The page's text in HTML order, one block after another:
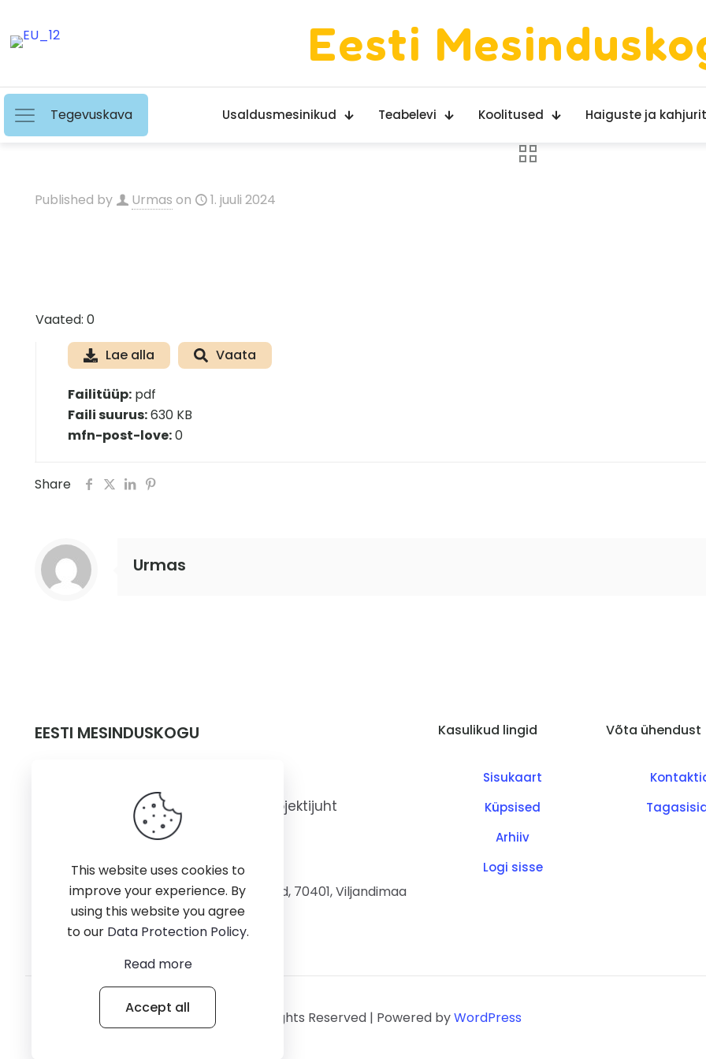
Eesti
Tegevuskava Usaldusmesinikud Teabelevi Koolitused Haiguste ja
Published by Urmas on 1. juuli 2024
Vaated: 0
Lae alla
Vaata
Failitüüp:pdf
Faili suurus:630 KB
mfn-post-love:0
Share
Urmas
EESTI MESINDUSKOGU
+372 5341 4067
mesindussekkumise projektijuht
Müüri 4-216, Olustvere, Põhja-Sakala vald, 70401, Viljandimaa
Kasulikud lingid
Sisukaart
Küpsised
Arhiiv
Logi sisse
Võta ühendust
© 2026 Betheme byMuffin group | All Rights Reserved | Powered byWordPress
This website uses cookies to
improve your experience. By
using this website you agree
to our Data Protection Policy.
Read more
Accept all